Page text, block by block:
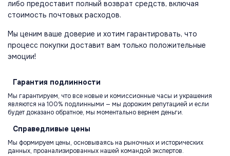
либо предоставит полный возврат средств, включая
стоимость почтовых расходов.
Мы ценим ваше доверие и хотим гарантировать, что
процесс покупки доставит вам только положительные
эмоции!
Гарантия подлинности
Мы гарантируем, что все новые и комиссионные часы и украшения
являются на 100% подлинными — мы дорожим репутацией и если
будет доказано обратное, мы моментально вернем деньги.
Справедливые цены
Мы формируем цены, основываясь на рыночных и исторических
данных, проанализированных нашей командой экспертов.